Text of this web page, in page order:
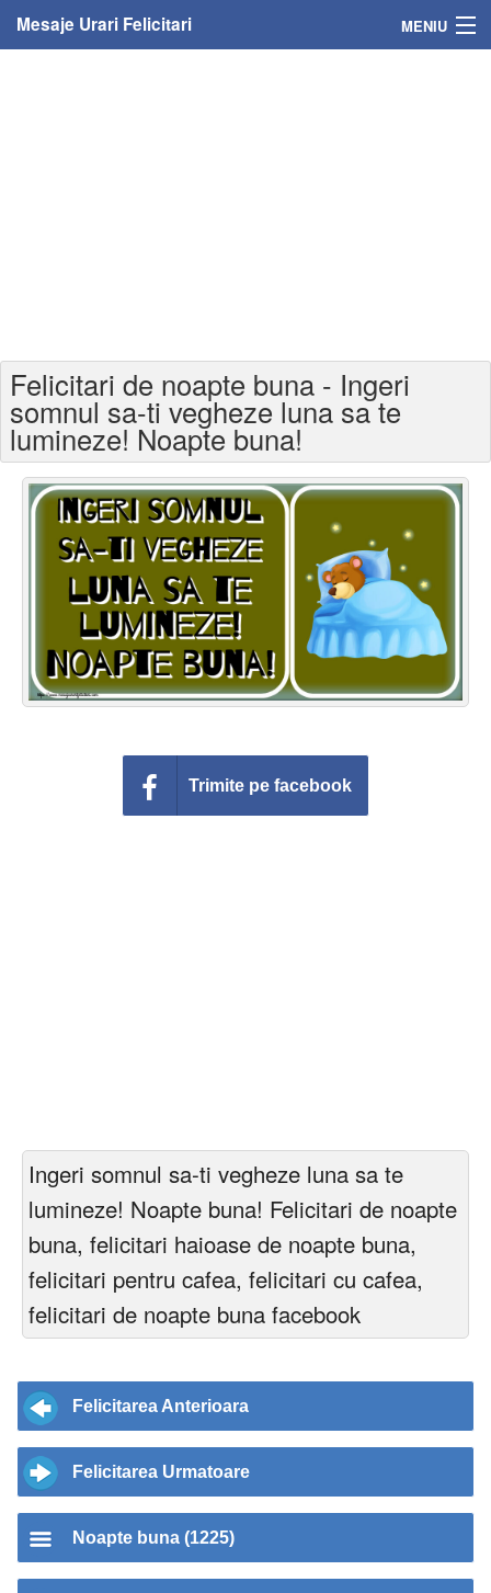
Mesaje Urari Felicitari MENIU
Felicitari varsta
Felicitari zilele anului
Felicitari zile saptamana
Felicitari muzicale
Felicitari muzicale personalizate
Felicitari animate
Invitatii personalizate
Felicitari de noapte buna - Ingeri
somnul sa-ti vegheze luna sa te
lumineze! Noapte buna!
Trimite pe facebook
Ingeri somnul sa-ti vegheze luna sa te
lumineze! Noapte buna! Felicitari de noapte
buna, felicitari haioase de noapte buna,
felicitari pentru cafea, felicitari cu cafea,
felicitari de noapte buna facebook
Felicitarea Anterioara
Felicitarea Urmatoare
Noapte buna (1225)